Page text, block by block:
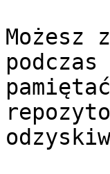
Możesz